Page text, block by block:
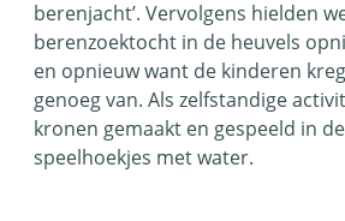
berenjacht’. Vervolgens hielden
berenzoektocht in de heuvels
en opnieuw want de kinderen
genoeg van. Als zelfstandige
kronen gemaakt en gespeeld in
speelhoekjes met water.